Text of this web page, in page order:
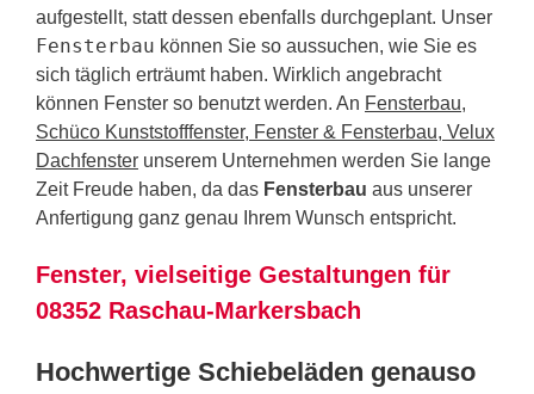
aufgestellt, statt dessen ebenfalls durchgeplant. Unser
Fensterbau können Sie so aussuchen, wie Sie es
sich täglich erträumt haben. Wirklich angebracht
können Fenster so benutzt werden. An Fensterbau,
Schüco Kunststofffenster, Fenster & Fensterbau, Velux
Dachfenster unserem Unternehmen werden Sie lange
Zeit Freude haben, da das Fensterbau aus unserer
Anfertigung ganz genau Ihrem Wunsch entspricht.
Fenster, vielseitige Gestaltungen für
08352 Raschau-Markersbach
Hochwertige Schiebeläden genauso